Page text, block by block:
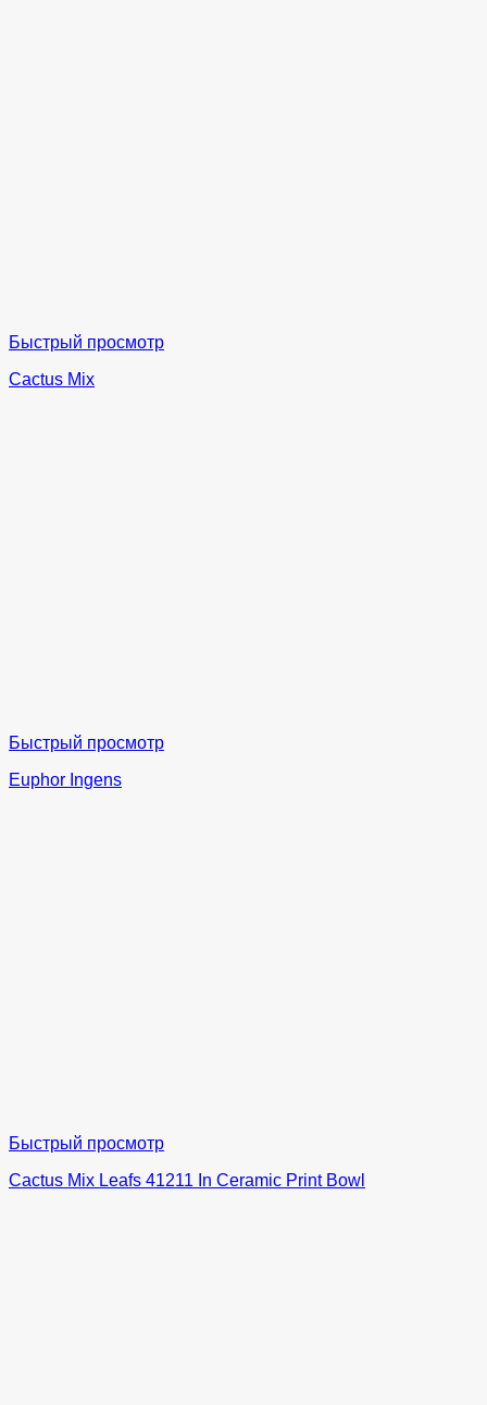
Быстрый просмотр
Cactus Mix
Быстрый просмотр
Euphor Ingens
Быстрый просмотр
Cactus Mix Leafs 41211 In Ceramic Print Bowl